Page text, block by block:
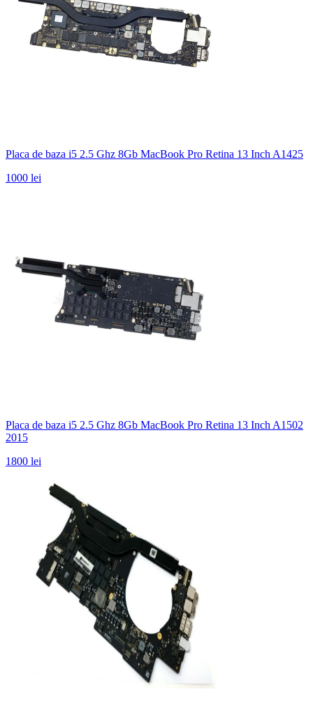
Placa de baza i5 2.5 Ghz 8Gb MacBook Pro Retina 13 Inch A1425
1000 lei
Placa de baza i5 2.5 Ghz 8Gb MacBook Pro Retina 13 Inch A1502
2015
1800 lei